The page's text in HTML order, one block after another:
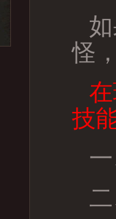
怪
技